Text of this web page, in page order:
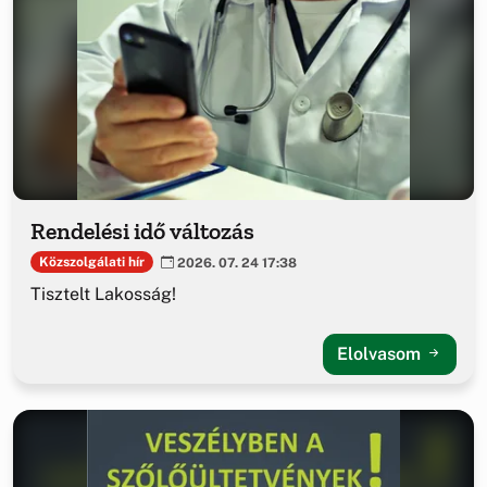
Rendelési idő változás
Közszolgálati hír 2026. 07. 24 17:38
Tisztelt Lakosság!
Elolvasom